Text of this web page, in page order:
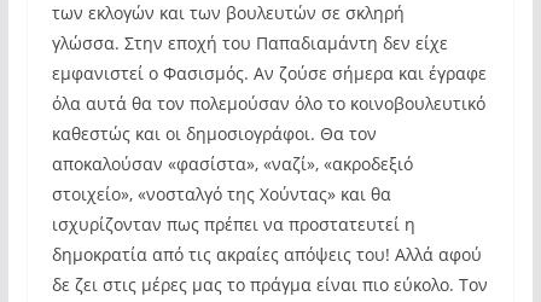
των εκλογών και των βουλευτών σε σκληρή
γλώσσα. Στην εποχή του Παπαδιαμάντη δεν είχε
εμφανιστεί ο Φασισμός. Αν ζούσε σήμερα και έγραφε
όλα αυτά θα τον πολεμούσαν όλο το κοινοβουλευτικό
καθεστώς και οι δημοσιογράφοι. Θα τον
αποκαλούσαν «φασίστα», «ναζί», «ακροδεξιό
στοιχείο», «νοσταλγό της Χούντας» και θα
ισχυρίζονταν πως πρέπει να προστατευτεί η
δημοκρατία από τις ακραίες απόψεις του! Αλλά αφού
δε ζει στις μέρες μας το πράγμα είναι πιο εύκολο. Τον